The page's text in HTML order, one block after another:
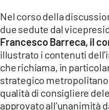
Nel corso della
due sedute dal
Francesco Barreca, il
illustrato i contenuti
che richiama, in
strategico
qualità di consigliere
approvato all’unanimità